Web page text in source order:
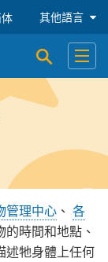
其他語言
開啟搜尋
開啟
管理中心 、 各
的時間和地點、
述牠身體上任何